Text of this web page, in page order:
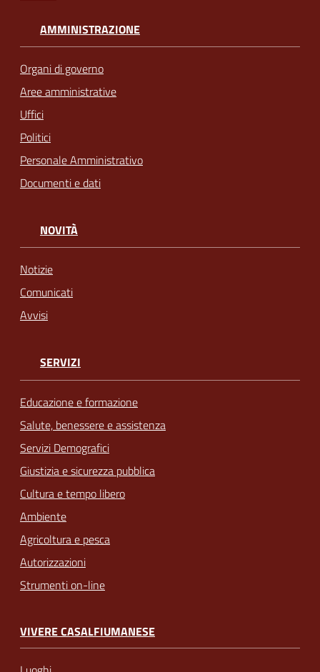
AMMINISTRAZIONE
Organi di governo
Aree amministrative
Uffici
Politici
Personale Amministrativo
Documenti e dati
NOVITÀ
Notizie
Comunicati
Avvisi
SERVIZI
Educazione e formazione
Salute, benessere e assistenza
Servizi Demografici
Giustizia e sicurezza pubblica
Cultura e tempo libero
Ambiente
Agricoltura e pesca
Autorizzazioni
Strumenti on-line
VIVERE CASALFIUMANESE